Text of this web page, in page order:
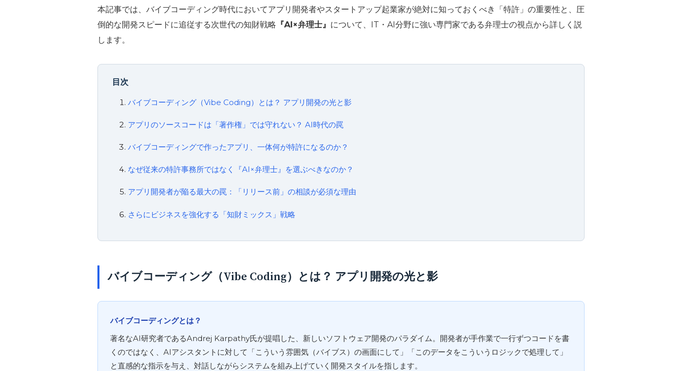
本記事では、バイブコーディング時代においてアプリ開発者やスタートアップ起業家が絶対に知っておくべき「特許」の重要性と、圧
倒的な開発スピードに追従する次世代の知財戦略 『AI×弁理士』 について、IT・AI分野に強い専門家である弁理士の視点から詳しく説
します。
目次
バイブコーディング（Vibe Coding）とは？ アプリ開発の光と影
アプリのソースコードは「著作権」では守れない？ AI時代の罠
バイブコーディングで作ったアプリ、一体何が特許になるのか？
なぜ従来の特許事務所ではなく『AI×弁理士』を選ぶべきなのか？
アプリ開発者が陥る最大の罠：「リリース前」の相談が必須な理由
さらにビジネスを強化する「知財ミックス」戦略
バイブコーディング（Vibe Coding）とは？ アプリ開発の光と影
バイブコーディングとは？
著名なAI研究者であるAndrej Karpathy氏が提唱した、新しいソフトウェア開発のパラダイム。開発者が手作業で一行ずつコードを書
くのではなく、AIアシスタントに対して「こういう雰囲気（バイブス）の画面にして」「このデータをこういうロジックで処理して」
と直感的な指示を与え、対話しながらシステムを組み上げていく開発スタイルを指します。